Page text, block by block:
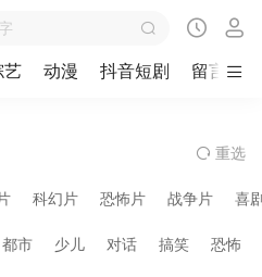
艺 动漫 抖音短剧 留言
重选
科幻片 恐怖片 战争片 喜
都市 少儿 对话 搞笑 恐怖